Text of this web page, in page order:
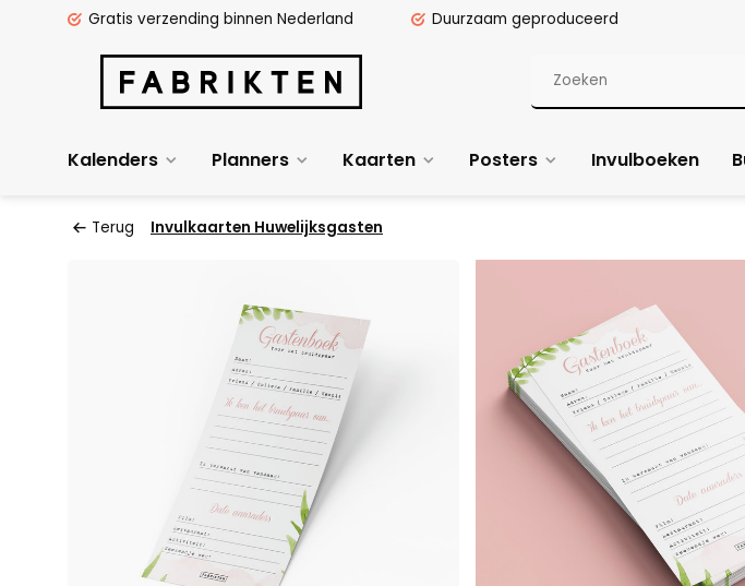
Gratis verzending binnen Nederland Duurzaam geproduceerd
Kalenders Planners Kaarten Posters Invulboeken
Terug Invulkaarten Huwelijksgasten